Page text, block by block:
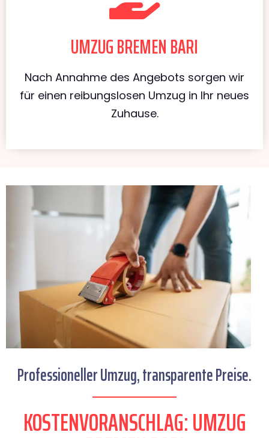
UMZUG BREMEN BARI
Nach Annahme des Angebots sorgen wir
für einen reibungslosen Umzug in Ihr neues
Zuhause.
Professioneller Umzug, transparente Preise.
KOSTENVORANSCHLAG: UMZUG